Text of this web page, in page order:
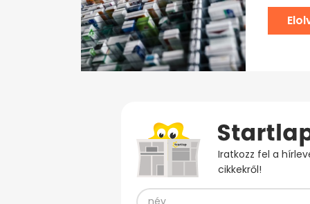
Iratkozz fel a
cikkekről!